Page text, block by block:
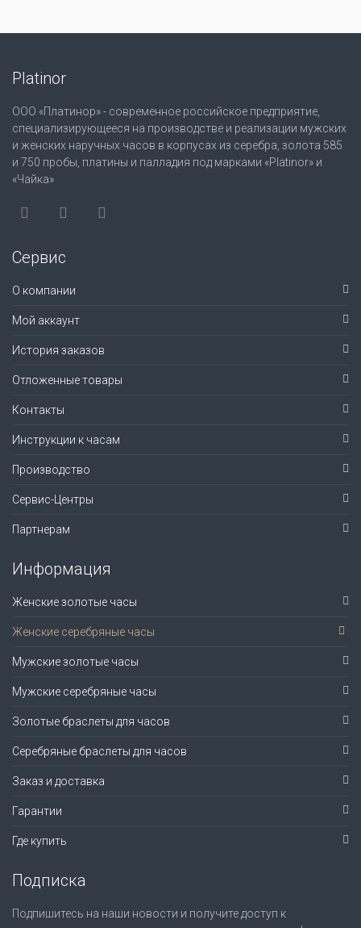
Platinor
ООО «Платинор» - современное российское предприятие,
специализирующееся на производстве и реализации мужских
и женских наручных часов в корпусах из серебра, золота 585
и 750 пробы, платины и палладия под марками «Platinor» и
«Чайка»
Сервис
О компании
Мой аккаунт
История заказов
Отложенные товары
Контакты
Инструкции к часам
Производство
Сервис-Центры
Партнерам
Информация
Женские золотые часы
Женские серебряные часы
Мужские золотые часы
Мужские серебряные часы
Золотые браслеты для часов
Серебряные браслеты для часов
Заказ и доставка
Гарантии
Где купить
Подписка
Подпишитесь на наши новости и получите доступ к